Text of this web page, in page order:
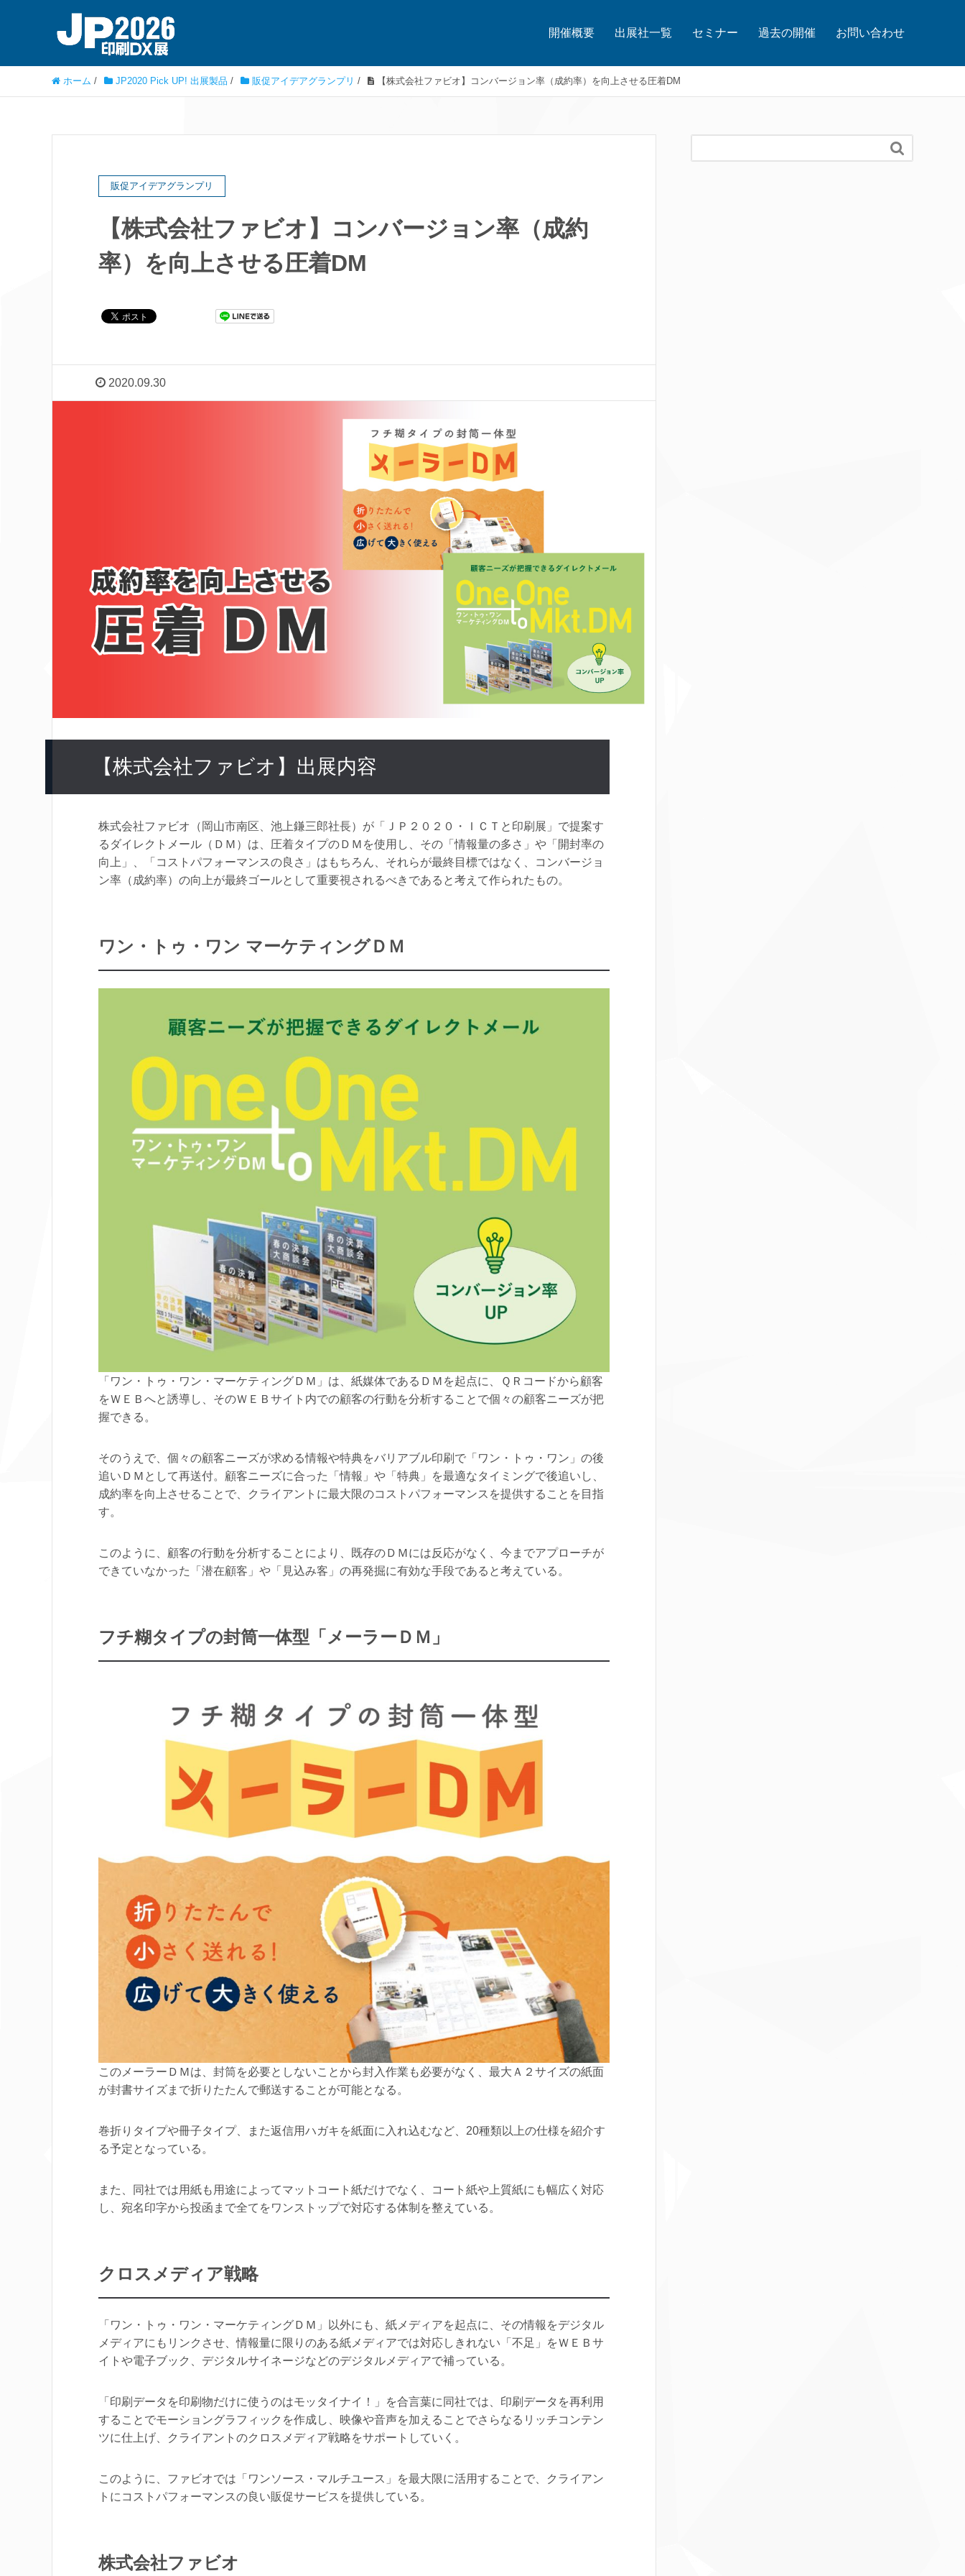
開催概要 出展社一覧 セミナー 過去の開催 お問い合わせ
ホーム / JP2020 Pick UP! 出展製品 / 販促アイデアグランプリ / 【株式会社ファビオ】コンバージョン率（成約率）を向上させる圧着DM
販促アイデアグランプリ
【株式会社ファビオ】コンバージョン率（成約
率）を向上させる圧着DM
2020.09.30
【株式会社ファビオ】出展内容
株式会社ファビオ（岡山市南区、池上鎌三郎社長）が「ＪＰ２０２０・ＩＣＴと印刷展」で提案す
るダイレクトメール（ＤＭ）は、圧着タイプのＤＭを使用し、その「情報量の多さ」や「開封率の
向上」、「コストパフォーマンスの良さ」はもちろん、それらが最終目標ではなく、コンバージョ
ン率（成約率）の向上が最終ゴールとして重要視されるべきであると考えて作られたもの。
ワン・トゥ・ワン マーケティングＤＭ
「ワン・トゥ・ワン・マーケティングＤＭ」は、紙媒体であるＤＭを起点に、ＱＲコードから顧客
をＷＥＢへと誘導し、そのＷＥＢサイト内での顧客の行動を分析することで個々の顧客ニーズが把
握できる。
そのうえで、個々の顧客ニーズが求める情報や特典をバリアブル印刷で「ワン・トゥ・ワン」の後
追いＤＭとして再送付。顧客ニーズに合った「情報」や「特典」を最適なタイミングで後追いし、
成約率を向上させることで、クライアントに最大限のコストパフォーマンスを提供することを目指
す。
このように、顧客の行動を分析することにより、既存のＤＭには反応がなく、今までアプローチが
できていなかった「潜在顧客」や「見込み客」の再発掘に有効な手段であると考えている。
フチ糊タイプの封筒一体型「メーラーＤＭ」
このメーラーＤＭは、封筒を必要としないことから封入作業も必要がなく、最大Ａ２サイズの紙面
が封書サイズまで折りたたんで郵送することが可能となる。
巻折りタイプや冊子タイプ、また返信用ハガキを紙面に入れ込むなど、20種類以上の仕様を紹介す
る予定となっている。
また、同社では用紙も用途によってマットコート紙だけでなく、コート紙や上質紙にも幅広く対応
し、宛名印字から投函まで全てをワンストップで対応する体制を整えている。
クロスメディア戦略
「ワン・トゥ・ワン・マーケティングＤＭ」以外にも、紙メディアを起点に、その情報をデジタル
メディアにもリンクさせ、情報量に限りのある紙メディアでは対応しきれない「不足」をＷＥＢサ
イトや電子ブック、デジタルサイネージなどのデジタルメディアで補っている。
「印刷データを印刷物だけに使うのはモッタイナイ！」を合言葉に同社では、印刷データを再利用
することでモーショングラフィックを作成し、映像や音声を加えることでさらなるリッチコンテン
ツに仕上げ、クライアントのクロスメディア戦略をサポートしていく。
このように、ファビオでは「ワンソース・マルチユース」を最大限に活用することで、クライアン
トにコストパフォーマンスの良い販促サービスを提供している。
株式会社ファビオ
